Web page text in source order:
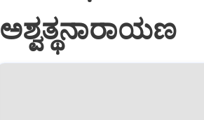
ಅಶ್ವತ್ಥನಾರಾಯಣ